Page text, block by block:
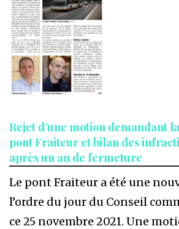
Rejet d’une motion demandant
pont Fraiteur et bilan des
après un an de fermeture
Le pont Fraiteur a été une
l’ordre du jour du Conseil
ce 25 novembre 2021. Une